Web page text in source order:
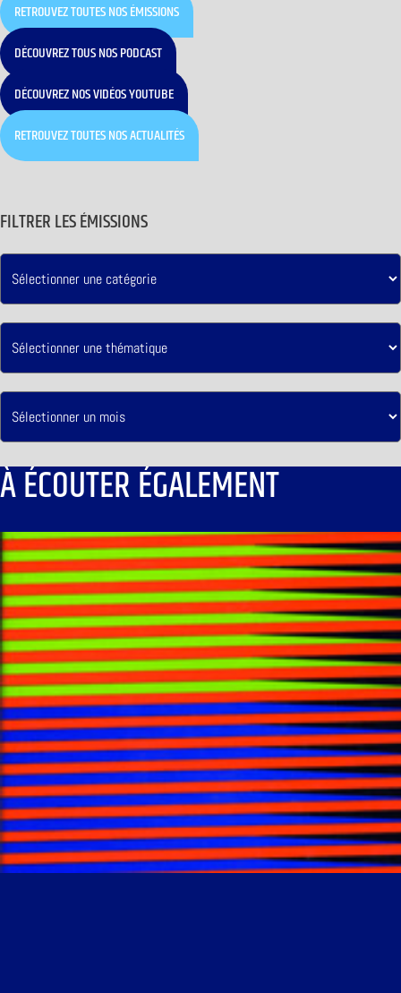
RETROUVEZ TOUTES NOS ÉMISSIONS
DÉCOUVREZ TOUS NOS PODCAST
DÉCOUVREZ NOS VIDÉOS YOUTUBE
RETROUVEZ TOUTES NOS ACTUALITÉS
FILTRER LES ÉMISSIONS
À ÉCOUTER ÉGALEMENT